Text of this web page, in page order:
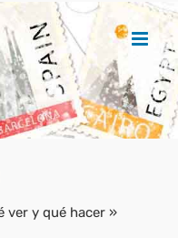
ver y qué hacer »